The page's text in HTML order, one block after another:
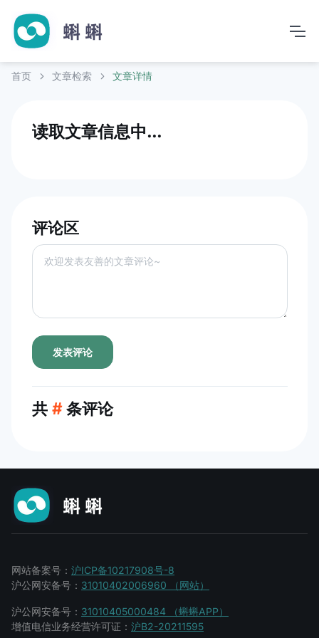
首页 文章检索 文章详情
读取文章信息中...
评论区
发表评论
共 #条评论
网站备案号： 沪ICP备10217908号-8
沪公网安备号： 31010402006960 （网站）
沪公网安备号： 31010405000484 （蝌蝌APP）
增值电信业务经营许可证： 沪B2-20211595